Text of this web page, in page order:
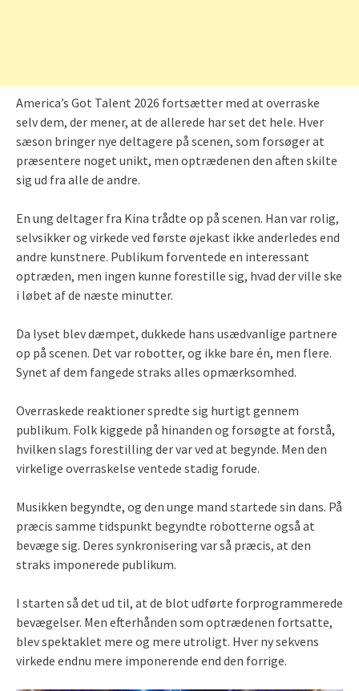
America’s Got Talent 2026 fortsætter med at overraske
selv dem, der mener, at de allerede har set det hele. Hver
sæson bringer nye deltagere på scenen, som forsøger at
præsentere noget unikt, men optrædenen den aften skilte
sig ud fra alle de andre.
En ung deltager fra Kina trådte op på scenen. Han var rolig,
selvsikker og virkede ved første øjekast ikke anderledes end
andre kunstnere. Publikum forventede en interessant
optræden, men ingen kunne forestille sig, hvad der ville ske
i løbet af de næste minutter.
Da lyset blev dæmpet, dukkede hans usædvanlige partnere
op på scenen. Det var robotter, og ikke bare én, men flere.
Synet af dem fangede straks alles opmærksomhed.
Overraskede reaktioner spredte sig hurtigt gennem
publikum. Folk kiggede på hinanden og forsøgte at forstå,
hvilken slags forestilling der var ved at begynde. Men den
virkelige overraskelse ventede stadig forude.
Musikken begyndte, og den unge mand startede sin dans. På
præcis samme tidspunkt begyndte robotterne også at
bevæge sig. Deres synkronisering var så præcis, at den
straks imponerede publikum.
I starten så det ud til, at de blot udførte forprogrammerede
bevægelser. Men efterhånden som optrædenen fortsatte,
blev spektaklet mere og mere utroligt. Hver ny sekvens
virkede endnu mere imponerende end den forrige.